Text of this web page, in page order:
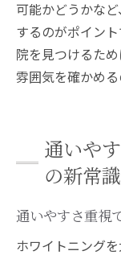
可能かどうかな
するのがポイン
院を見つけるた
雰囲気を確かめる
通いや
の新常識
通いやすさ重視
ホワイトニング